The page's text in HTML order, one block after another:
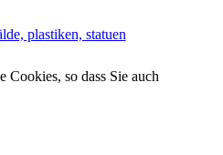
so dass Sie auch